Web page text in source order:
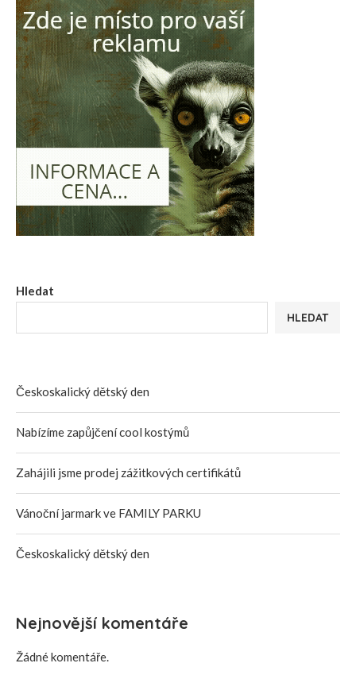
Hledat
HLEDAT
Českoskalický dětský den
Nabízíme zapůjčení cool kostýmů
Zahájili jsme prodej zážitkových certifikátů
Vánoční jarmark ve FAMILY PARKU
Českoskalický dětský den
Nejnovější komentáře
Žádné komentáře.